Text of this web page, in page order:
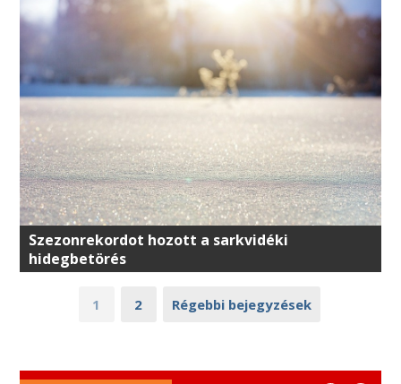
Szezonrekordot hozott a sarkvidéki
hidegbetörés
1 2 Régebbi bejegyzések